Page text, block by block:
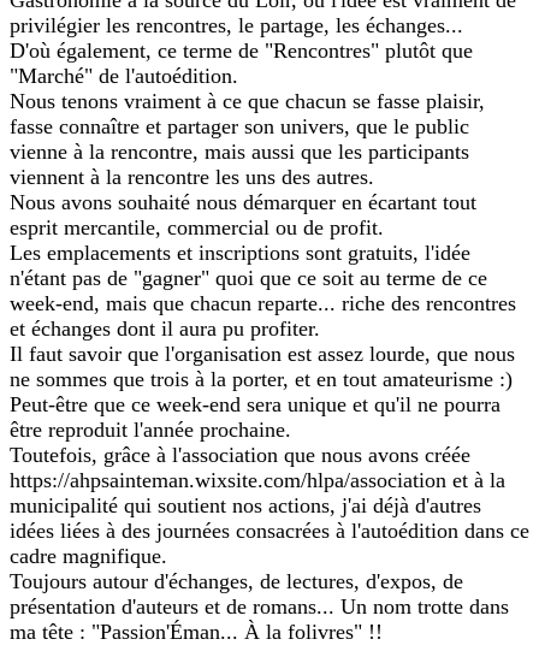
privilégier les rencontres, le partage, les échanges...
D'où également, ce terme de "Rencontres" plutôt que
"Marché" de l'autoédition.
Nous tenons vraiment à ce que chacun se fasse plaisir,
fasse connaître et partager son univers, que le public
vienne à la rencontre, mais aussi que les participants
viennent à la rencontre les uns des autres.
Nous avons souhaité nous démarquer en écartant tout
esprit mercantile, commercial ou de profit.
Les emplacements et inscriptions sont gratuits, l'idée
n'étant pas de "gagner" quoi que ce soit au terme de ce
week-end, mais que chacun reparte... riche des rencontres
et échanges dont il aura pu profiter.
Il faut savoir que l'organisation est assez lourde, que nous
ne sommes que trois à la porter, et en tout amateurisme :)
Peut-être que ce week-end sera unique et qu'il ne pourra
être reproduit l'année prochaine.
Toutefois, grâce à l'association que nous avons créée
https://ahpsainteman.wixsite.com/hlpa/association et à la
municipalité qui soutient nos actions, j'ai déjà d'autres
idées liées à des journées consacrées à l'autoédition dans ce
cadre magnifique.
Toujours autour d'échanges, de lectures, d'expos, de
présentation d'auteurs et de romans... Un nom trotte dans
ma tête : "Passion'Éman... À la folivres" !!